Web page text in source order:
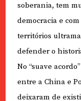
soberania, tem
democracia e
territórios
defender o
No “suave
entre a China e
deixaram de